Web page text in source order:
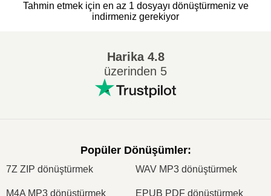
Tahmin etmek için en az 1 dosyayı dönüştürmeniz ve
indirmeniz gerekiyor
Harika4.8
üzerinden 5
Popüler Dönüşümler:
7Z ZIP dönüştürmek WAV MP3 dönüştürmek
M4A MP3 dönüştürmek EPUB PDF dönüştürmek